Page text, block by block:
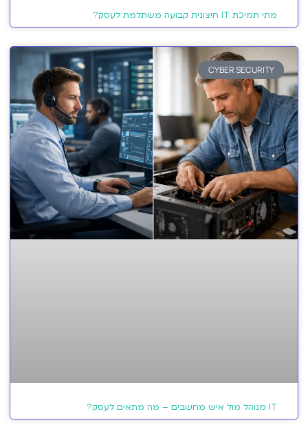
מתי תמיכת IT חיצונית קבועה משתלמת לעסק?
CYBER SECURITY
IT מנוהל מול איש מחשבים – מה מתאים לעסק?